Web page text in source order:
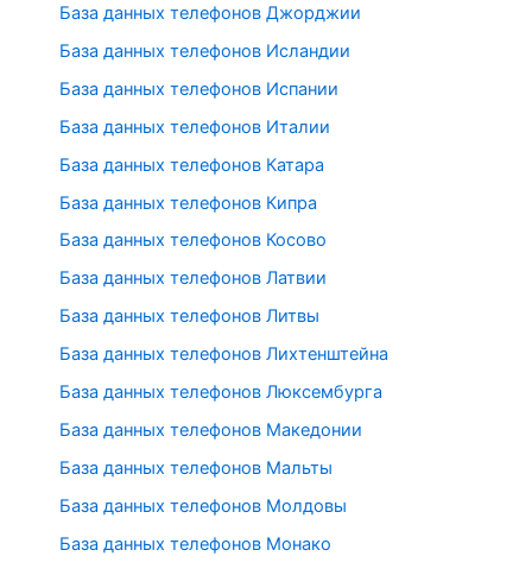
База данных телефонов Джорджии
База данных телефонов Исландии
База данных телефонов Испании
База данных телефонов Италии
База данных телефонов Катара
База данных телефонов Кипра
База данных телефонов Косово
База данных телефонов Латвии
База данных телефонов Литвы
База данных телефонов Лихтенштейна
База данных телефонов Люксембурга
База данных телефонов Македонии
База данных телефонов Мальты
База данных телефонов Молдовы
База данных телефонов Монако